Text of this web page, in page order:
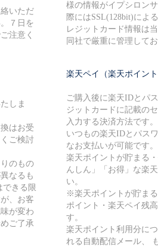
いただ
７日を
注意く
しま
はお受
ご検討
のもの
なるも
きる限
、お客
が変わ
ご了承
様の情報がイプシロン
際にはSSL(128bit)によ
レジットカード情報は
同社で厳重に管理してお
楽天ペイ（楽天ポイン
ご購入後に楽天IDとパ
ジットカードに記載の
入力する決済方法です。
いつもの楽天IDとパス
なお支払いが可能です。
楽天ポイントが貯まる
んしん」「お得」な楽
い。
※楽天ポイントが貯ま
ポイント・楽天ペイ残
す。
楽天ポイント利用分に
れる自動配信メール、